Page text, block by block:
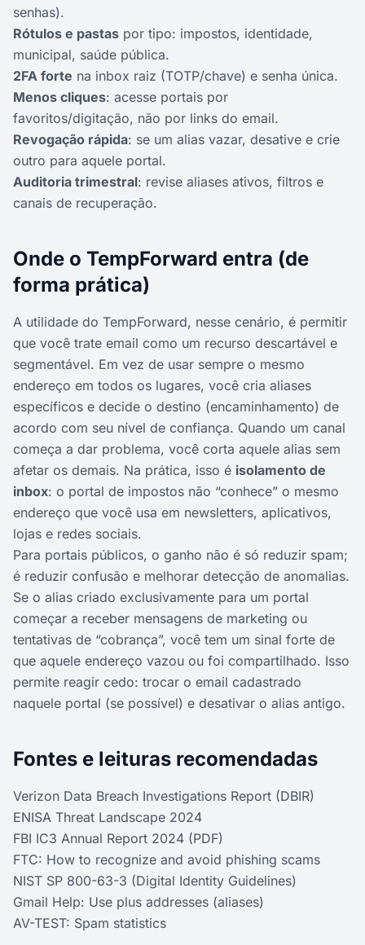
senhas).
Rótulos e pastas por tipo: impostos, identidade,
municipal, saúde pública.
2FA forte na inbox raiz (TOTP/chave) e senha única.
Menos cliques: acesse portais por
favoritos/digitação, não por links do email.
Revogação rápida: se um alias vazar, desative e crie
outro para aquele portal.
Auditoria trimestral: revise aliases ativos, filtros e
canais de recuperação.
Onde o TempForward entra (de
forma prática)
A utilidade do TempForward, nesse cenário, é permitir
que você trate email como um recurso descartável e
segmentável. Em vez de usar sempre o mesmo
endereço em todos os lugares, você cria aliases
específicos e decide o destino (encaminhamento) de
acordo com seu nível de confiança. Quando um canal
começa a dar problema, você corta aquele alias sem
afetar os demais. Na prática, isso é isolamento de
inbox: o portal de impostos não “conhece” o mesmo
endereço que você usa em newsletters, aplicativos,
lojas e redes sociais.
Para portais públicos, o ganho não é só reduzir spam;
é reduzir confusão e melhorar detecção de anomalias.
Se o alias criado exclusivamente para um portal
começar a receber mensagens de marketing ou
tentativas de “cobrança”, você tem um sinal forte de
que aquele endereço vazou ou foi compartilhado. Isso
permite reagir cedo: trocar o email cadastrado
naquele portal (se possível) e desativar o alias antigo.
Fontes e leituras recomendadas
Verizon Data Breach Investigations Report (DBIR)
ENISA Threat Landscape 2024
FBI IC3 Annual Report 2024 (PDF)
FTC: How to recognize and avoid phishing scams
NIST SP 800-63-3 (Digital Identity Guidelines)
Gmail Help: Use plus addresses (aliases)
AV-TEST: Spam statistics